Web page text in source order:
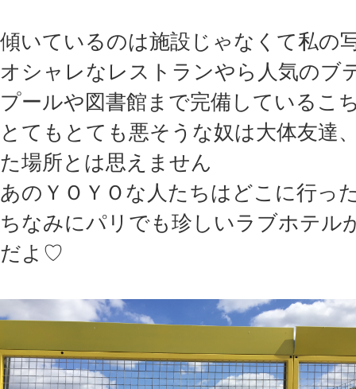
傾いているのは施設じゃなくて私の
オシャレなレストランやら人気のブ
プールや図書館まで完備しているこ
とてもとても悪そうな奴は大体友達
た場所とは思えません
あのＹＯＹＯな人たちはどこに行っ
ちなみにパリでも珍しいラブホテル
だよ♡